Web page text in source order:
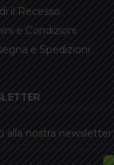
il Recesso
e Condizioni
e Spedizioni
alla nostra newsletter: